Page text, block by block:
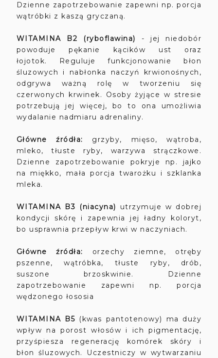
Dzienne zapotrzebowanie zapewni np. porcja
wątróbki z kaszą gryczaną.
WITAMINA B2 (ryboflawina)
- jej niedobór
powoduje pękanie kącików ust oraz
łojotok. Reguluje funkcjonowanie błon
śluzowych i nabłonka naczyń krwionośnych,
odgrywa ważną rolę w tworzeniu się
czerwonych krwinek. Osoby żyjące w stresie
potrzebują jej więcej, bo to ona umożliwia
wydalanie nadmiaru adrenaliny.
Główne źródła: grzyby, mięso, wątroba,
mleko, tłuste ryby, warzywa strączkowe.
Dzienne zapotrzebowanie pokryje np. jajko
na miękko, mała porcja twarożku i szklanka
mleka.
WITAMINA B3 (niacyna)
utrzymuje w dobrej
kondycji skórę i zapewnia jej ładny koloryt,
bo usprawnia przepływ krwi w naczyniach.
Główne źródła:
orzechy ziemne, otręby
pszenne, wątróbka, tłuste ryby, drób,
suszone brzoskwinie. Dzienne
zapotrzebowanie zapewni np. porcja
wędzonego łososia
WITAMINA B5 (kwas pantotenowy) ma duży
wpływ na porost włosów i ich pigmentację,
przyśpiesza regenerację komórek skóry i
błon śluzowych. Uczestniczy w wytwarzaniu